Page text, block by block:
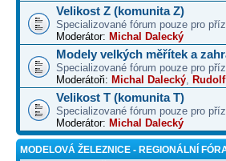
Velikost Z (komunita Z)
Specializované fórum pouze pro
Moderátor: Michal Dalecký
Modely velkých měřítek a
Specializované fórum pouze pro
Moderátoři: Michal Dalecký, Rudolf
Velikost T (komunita T)
Specializované fórum pouze pro
Moderátor: Michal Dalecký
MODELOVÁ ŽELEZNICE - REGIONÁLNÍ